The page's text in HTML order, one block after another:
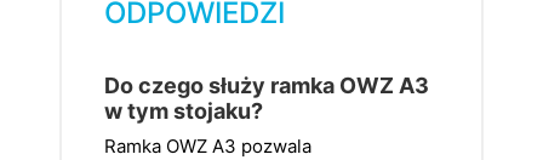
ODPOWIEDZI
Do czego służy ramka OWZ A3
w tym stojaku?
Ramka OWZ A3 pozwala